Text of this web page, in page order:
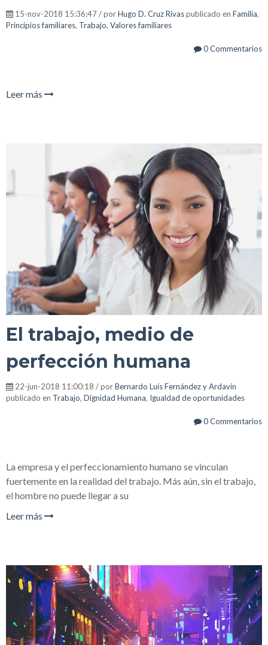
15-nov-2018 15:36:47 / porHugo D. Cruz Rivaspublicado en Familia,
Principios familiares, Trabajo, Valores familiares
0 Commentarios
Leer más
El trabajo, medio de
perfección humana
22-jun-2018 11:00:18 / porBernardo Luís Fernández y Ardavín
publicado en Trabajo, Dignidad Humana, Igualdad de oportunidades
0 Commentarios
La empresa y el perfeccionamiento humano se vinculan
fuertemente en la realidad del trabajo. Más aún, sin el trabajo,
el hombre no puede llegar a su
Leer más